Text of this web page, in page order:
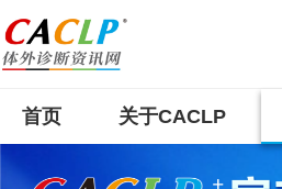
首页 关于CACLP